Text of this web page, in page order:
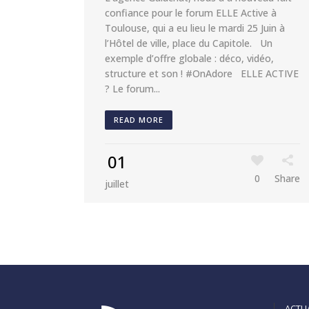
confiance pour le forum ELLE Active à
Toulouse, qui a eu lieu le mardi 25 Juin à
l’Hôtel de ville, place du Capitole. Un
exemple d’offre globale : déco, vidéo,
structure et son ! #OnAdore ELLE ACTIVE
? Le forum...
READ MORE
01
juillet 0 Share